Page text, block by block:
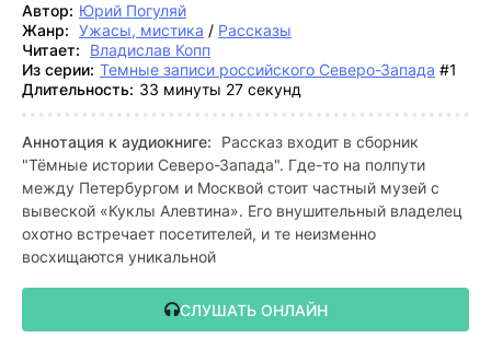
Автор: Юрий Погуляй
Жанр: Ужасы, мистика / Рассказы
Читает:
Владислав Копп
Из серии: Темные записи российского Северо-Запада #1
Длительность: 33 минуты 27 секунд
Аннотация к аудиокниге:
Рассказ входит в сборник
"Тёмные истории Северо-Запада". Где-то на полпути
между Петербургом и Москвой стоит частный музей с
вывеской «Куклы Алевтина». Его внушительный владелец
охотно встречает посетителей, и те неизменно
восхищаются уникальной
СЛУШАТЬ ОНЛАЙН